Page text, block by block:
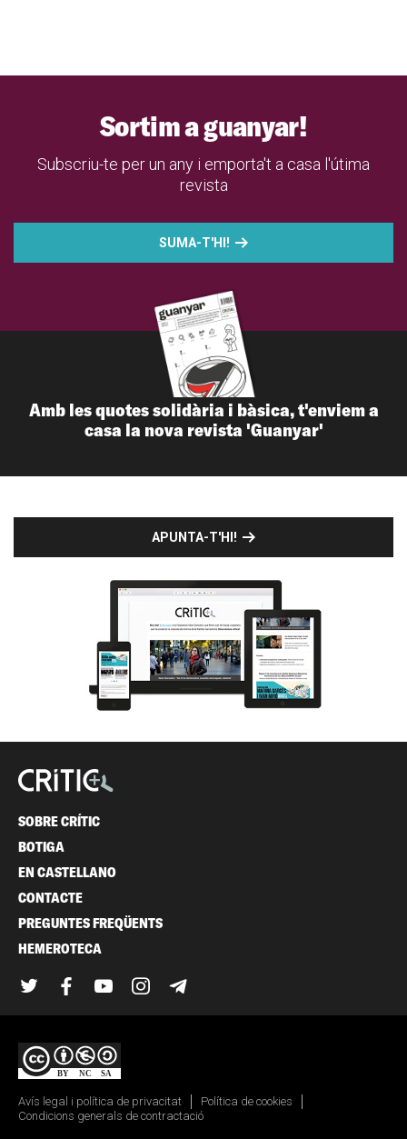
Sortim a guanyar!
Subscriu-te per un any i emporta't a casa l'útima
revista
SUMA-T'HI!
Amb les quotes solidària i bàsica, t'enviem a
casa la nova revista 'Guanyar'
APUNTA-T'HI!
SOBRE CRÍTIC
BOTIGA
EN CASTELLANO
CONTACTE
PREGUNTES FREQÜENTS
HEMEROTECA
TwitterFacebook
YouTubeInstagram
Avís legal i política de privacitat
Política de cookies
Condicions generals de contractació